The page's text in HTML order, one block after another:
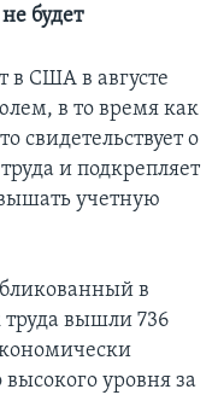
будет
в США в августе
в то время как
свидетельствует о
и подкрепляет
учетную
в
труда вышли 736
уровня за